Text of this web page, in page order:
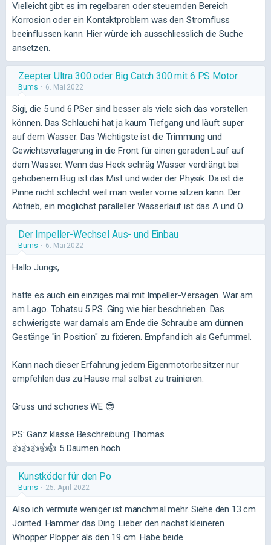
Vielleicht gibt es im regelbaren oder steuernden Bereich
Korrosion oder ein Kontaktproblem was den Stromfluss
beeinflussen kann. Hier würde ich ausschliesslich die Suche
ansetzen.
Zeepter Ultra 300 oder Big Catch 300 mit 6 PS Motor
Bums 6. Mai 2022
Sigi, die 5 und 6 PSer sind besser als viele sich das vorstellen
können. Das Schlauchi hat ja kaum Tiefgang und läuft super
auf dem Wasser. Das Wichtigste ist die Trimmung und
Gewichtsverlagerung in die Front für einen geraden Lauf auf
dem Wasser. Wenn das Heck schräg Wasser verdrängt bei
gehobenem Bug ist das Mist und wider der Physik. Da ist die
Pinne nicht schlecht weil man weiter vorne sitzen kann. Der
Abtrieb, ein möglichst paralleller Wasserlauf ist das A und O.
Der Impeller-Wechsel Aus- und Einbau
Bums 6. Mai 2022
Hallo Jungs,
hatte es auch ein einziges mal mit Impeller-Versagen. War am
am Lago. Tohatsu 5 PS. Ging wie hier beschrieben. Das
schwierigste war damals am Ende die Schraube am dünnen
Gestänge "in Position" zu fixieren. Empfand ich als Gefummel.
Kann nach dieser Erfahrung jedem Eigenmotorbesitzer nur
empfehlen das zu Hause mal selbst zu trainieren.
Gruss und schönes WE 😎
PS: Ganz klasse Beschreibung Thomas
👍👍👍👍👍 5 Daumen hoch
Kunstköder für den Po
Bums 25. April 2022
Also ich vermute weniger ist manchmal mehr. Siehe den 13 cm
Jointed. Hammer das Ding. Lieber den nächst kleineren
Whopper Plopper als den 19 cm. Habe beide.